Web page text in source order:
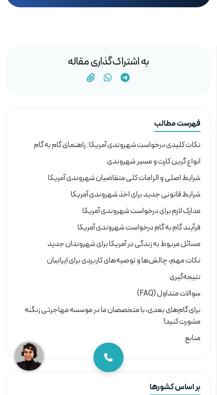
به اشتراک‌گذاری مقاله
فهرست مطالب
نکات کلیدی درخواست شهروندی آمریکا: راهنمای گام به گام
انواع گرین کارت و مسیر شهروندی
شرایط اصلی و الزامات کلی متقاضیان شهروندی آمریکا
شرایط قانونی جدید برای اخذ شهروندی آمریکا
مدارک لازم برای درخواست شهروندی آمریکا
فرآیند گام به گام درخواست شهروندی آمریکا
مسائل مربوط به زندگی در آمریکا برای شهروندان جدید
نکات مهم، چالش‌ها و توصیه‌های کاربردی برای ایرانیان
نتیجه‌گیری
سوالات متداول (FAQ)
برای گام‌های بعدی، با متخصصان ما در موسسه مهاجرتی زنگنه
مشورت کنید!
منابع
بر اساس کشورها